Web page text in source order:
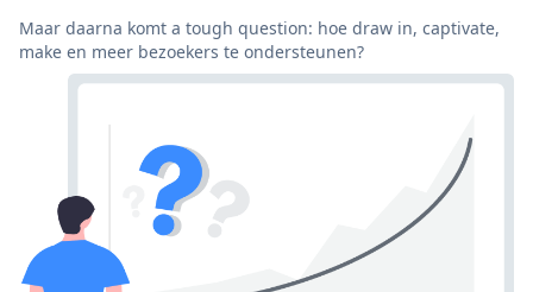
Maar daarna komt a tough question: hoe draw in, captivate,
make en meer bezoekers te ondersteunen?